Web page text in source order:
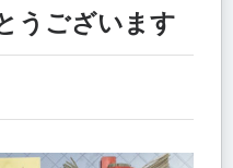
うございます